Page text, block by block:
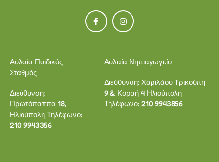
Αυλαία Παιδικός
Σταθμός
Διεύθυνση:
Πρωτόπαππα 18,
Ηλιούπολη Τηλέφωνο:
210 9943356
Αυλαία Νηπιαγωγείο
Διεύθυνση: Χαριλάου Τρικούπη
9 & Κοραή 4 Ηλιούπολη
Τηλέφωνο: 210 9943856